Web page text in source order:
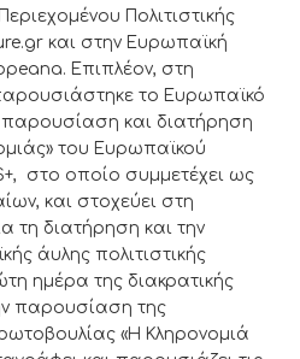
Πολιτιστικής
και στην Ευρωπαϊκή
Επιπλέον, στη
το Ευρωπαϊκό
παρουσίαση και διατήρηση
του Ευρωπαϊκού
στο οποίο συμμετέχει ως
και στοχεύει στη
τη διατήρηση και την
άυλης πολιτιστικής
ημέρα της διακρατικής
παρουσίαση της
«Η Κληρονομιά